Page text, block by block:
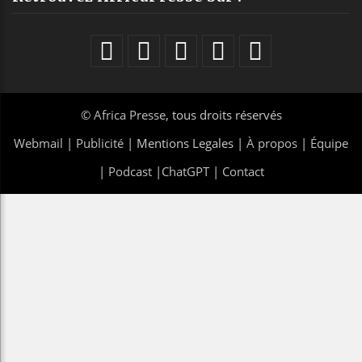
© Africa Presse, tous droits réservés
Webmail | Publicité | Mentions Legales | À propos | Équipe
| Podcast| ChatGPT| Contact